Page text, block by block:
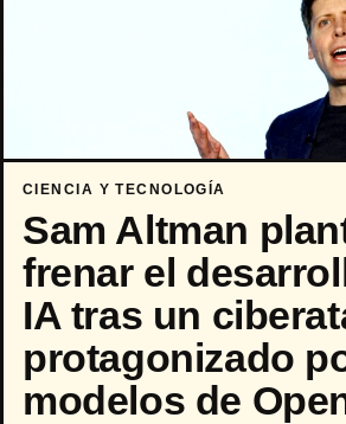
CIENCIA Y TECNOLOGÍA
Sam Altman
frenar el
IA tras un
protagonizado
modelos de